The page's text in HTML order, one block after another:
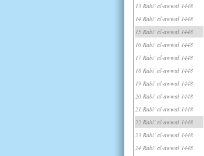
13 Rabi' al-awwal 1448
14 Rabi' al-awwal 1448
15 Rabi' al-awwal 1448
16 Rabi' al-awwal 1448
17 Rabi' al-awwal 1448
18 Rabi' al-awwal 1448
19 Rabi' al-awwal 1448
20 Rabi' al-awwal 1448
21 Rabi' al-awwal 1448
22 Rabi' al-awwal 1448
23 Rabi' al-awwal 1448
24 Rabi' al-awwal 1448